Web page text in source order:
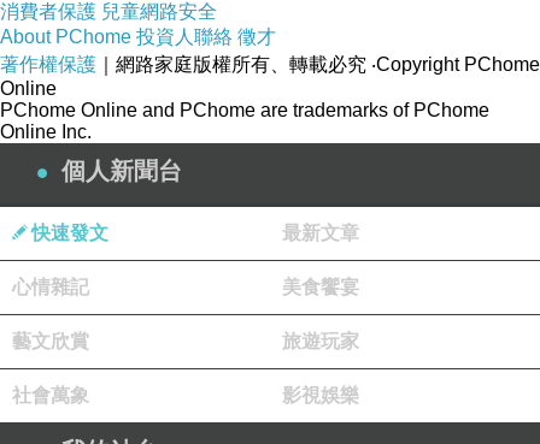
移。
標準型三排二扣設計有效增加拉提力，提高穿著
穩定度，輕鬆打造平滑美背。
肩帶簡約可拆可調 設計美觀輕盈，舒適提拉。
B/C罩下厚上薄1CM
消費者保護 兒童網路安全
About PChome 投資人聯絡 徵才
著作權保護 ｜網路家庭版權所有、轉載必究 ‧Copyright PChome
Online
PChome Online and PChome are trademarks of PChome
Online Inc.
個人新聞台
快速發文 最新文章
心情雜記 美食饗宴
藝文欣賞 旅遊玩家
社會萬象 影視娛樂